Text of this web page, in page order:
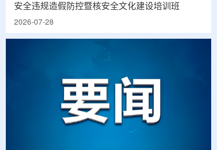
安全违规造假防控暨核安全文化建设培训班
2026-07-28